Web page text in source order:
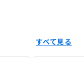
すべて見る